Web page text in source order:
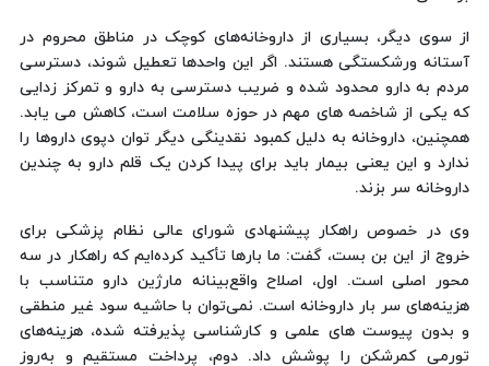
از سوی دیگر، بسیاری از داروخانه‌های کوچک در مناطق محروم در
آستانه ورشکستگی هستند. اگر این واحدها تعطیل شوند، دسترسی
مردم به دارو محدود شده و ضریب دسترسی به دارو و تمرکز زدایی
که یکی از شاخصه های مهم در حوزه سلامت است، کاهش می یابد.
همچنین، داروخانه به دلیل کمبود نقدینگی دیگر توان دپوی داروها را
ندارد و این یعنی بیمار باید برای پیدا کردن یک قلم دارو به چندین
داروخانه سر بزند.
وی در خصوص راهکار پیشنهادی شورای عالی نظام پزشکی برای
خروج از این بن بست، گفت: ما بارها تأکید کرده‌ایم که راهکار در سه
محور اصلی است. اول، اصلاح واقع‌بینانه مارژین دارو متناسب با
هزینه‌های سر بار داروخانه است. نمی‌توان با حاشیه سود غیر منطقی
و بدون پیوست های علمی و کارشناسی پذیرفته شده، هزینه‌های
تورمی کمرشکن را پوشش داد. دوم، پرداخت مستقیم و به‌روز